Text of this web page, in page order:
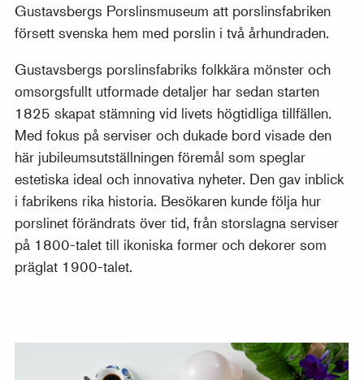
Gustavsbergs Porslinsmuseum att porslinsfabriken
försett svenska hem med porslin i två århundraden.
Gustavsbergs porslinsfabriks folkkära mönster och
omsorgsfullt utformade detaljer har sedan starten
1825 skapat stämning vid livets högtidliga tillfällen.
Med fokus på serviser och dukade bord visade den
här jubileumsutställningen föremål som speglar
estetiska ideal och innovativa nyheter. Den gav inblick
i fabrikens rika historia. Besökaren kunde följa hur
porslinet förändrats över tid, från storslagna serviser
på 1800-talet till ikoniska former och dekorer som
präglat 1900-talet.